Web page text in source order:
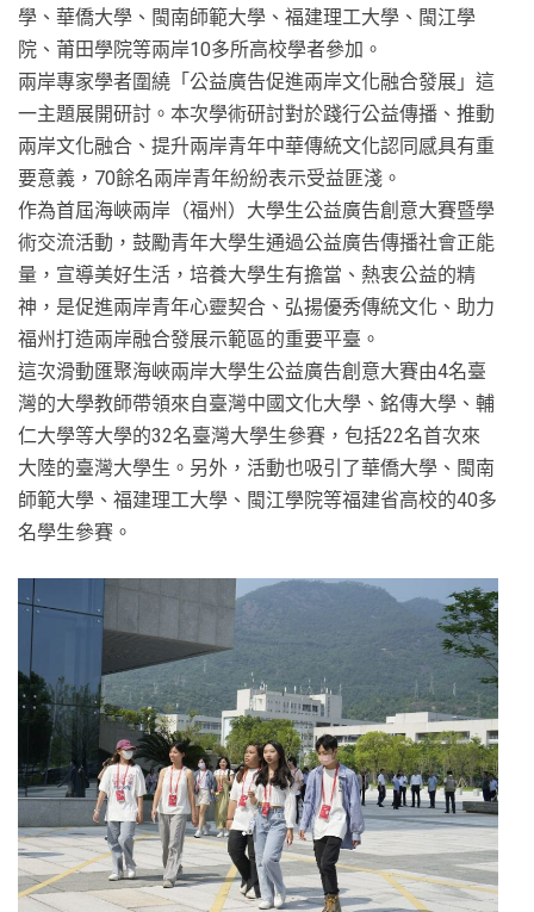
學、華僑大學、閩南師範大學、福建理工大學、閩江學
院、莆田學院等兩岸10多所高校學者參加。
兩岸專家學者圍繞「公益廣告促進兩岸文化融合發展」這
一主題展開研討。本次學術研討對於踐行公益傳播、推動
兩岸文化融合、提升兩岸青年中華傳統文化認同感具有重
要意義，70餘名兩岸青年紛紛表示受益匪淺。
作為首屆海峽兩岸（福州）大學生公益廣告創意大賽暨學
術交流活動，鼓勵青年大學生通過公益廣告傳播社會正能
量，宣導美好生活，培養大學生有擔當、熱衷公益的精
神，是促進兩岸青年心靈契合、弘揚優秀傳統文化、助力
福州打造兩岸融合發展示範區的重要平臺。
這次滑動匯聚海峽兩岸大學生公益廣告創意大賽由4名臺
灣的大學教師帶領來自臺灣中國文化大學、銘傳大學、輔
仁大學等大學的32名臺灣大學生參賽，包括22名首次來
大陸的臺灣大學生。另外，活動也吸引了華僑大學、閩南
師範大學、福建理工大學、閩江學院等福建省高校的40多
名學生參賽。